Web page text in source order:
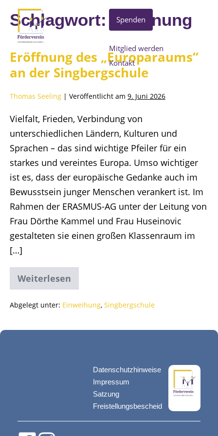
Spenden
Mitglied werden
Kontakt
Schlagwort: Eröffnung
Eröffnung des „Europaraums“
an der Singbergschule
Thomas Seeling | Veröffentlicht am 9. Juni 2026
Vielfalt, Frieden, Verbindung von
unterschiedlichen Ländern, Kulturen und
Sprachen – das sind wichtige Pfeiler für ein
starkes und vereintes Europa. Umso wichtiger
ist es, dass der europäische Gedanke auch im
Bewusstsein junger Menschen verankert ist. Im
Rahmen der ERASMUS-AG unter der Leitung von
Frau Dörthe Kammel und Frau Huseinovic
gestalteten sie einen großen Klassenraum im
[…]
Weiterlesen
Abgelegt unter: Einweihung, Singbergschule
Datenschutzhinweise
Impressum
Satzung
Freistellungsbescheid